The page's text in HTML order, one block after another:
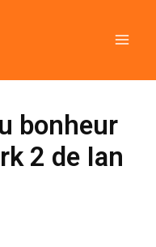
bonheur
2 de Ian